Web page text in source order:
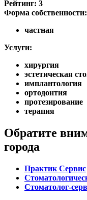
Рейтинг: 3
Форма собственности:
частная
Услуги:
хирургия
эстетическая
имплантология
ортодонтия
протезирование
терапия
Обратите
города
Практик Сервис
Стоматолог-